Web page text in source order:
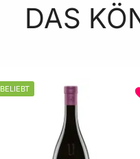
DAS
BELIEBT